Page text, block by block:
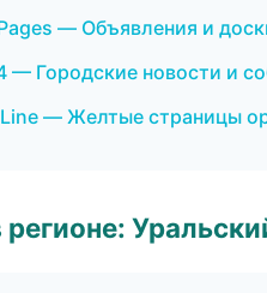
— Объявления и
— Городские новости и
— Желтые страницы